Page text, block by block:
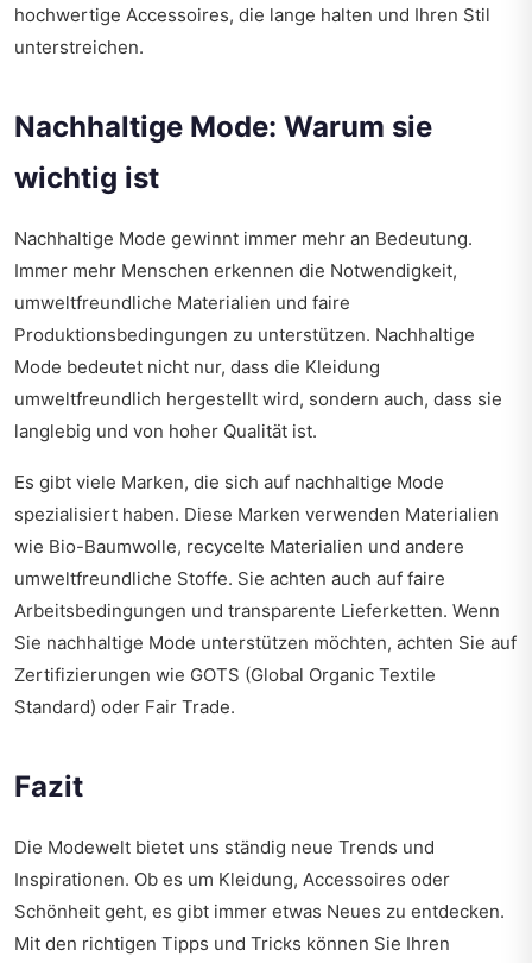
hochwertige Accessoires, die lange halten und Ihren Stil
unterstreichen.
Nachhaltige Mode: Warum sie
wichtig ist
Nachhaltige Mode gewinnt immer mehr an Bedeutung.
Immer mehr Menschen erkennen die Notwendigkeit,
umweltfreundliche Materialien und faire
Produktionsbedingungen zu unterstützen. Nachhaltige
Mode bedeutet nicht nur, dass die Kleidung
umweltfreundlich hergestellt wird, sondern auch, dass sie
langlebig und von hoher Qualität ist.
Es gibt viele Marken, die sich auf nachhaltige Mode
spezialisiert haben. Diese Marken verwenden Materialien
wie Bio-Baumwolle, recycelte Materialien und andere
umweltfreundliche Stoffe. Sie achten auch auf faire
Arbeitsbedingungen und transparente Lieferketten. Wenn
Sie nachhaltige Mode unterstützen möchten, achten Sie auf
Zertifizierungen wie GOTS (Global Organic Textile
Standard) oder Fair Trade.
Fazit
Die Modewelt bietet uns ständig neue Trends und
Inspirationen. Ob es um Kleidung, Accessoires oder
Schönheit geht, es gibt immer etwas Neues zu entdecken.
Mit den richtigen Tipps und Tricks können Sie Ihren